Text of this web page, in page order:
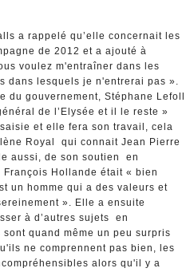
a rappelé qu’elle concernait les
de 2012 et a ajouté à
voulez m'entraîner dans les
dans lesquels je n'entrerai pas ».
du gouvernement, Stéphane Lefoll
de l’Elysée et il le reste »
et elle fera son travail, cela
Royal qui connait Jean Pierre
aussi, de son soutien en
Hollande était « bien
un homme qui a des valeurs et
». Elle a ensuite
à d’autres sujets en
quand même un peu surpris
ne comprennent pas bien, les
alors qu'il y a